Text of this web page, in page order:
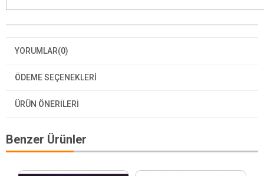
YORUMLAR(0)
ÖDEME SEÇENEKLERI
ÜRÜN ÖNERILERI
Benzer Ürünler